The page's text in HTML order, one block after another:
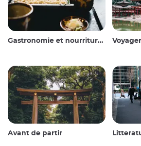
Gastronomie et nourriture japonaise Voyager
Avant de partir